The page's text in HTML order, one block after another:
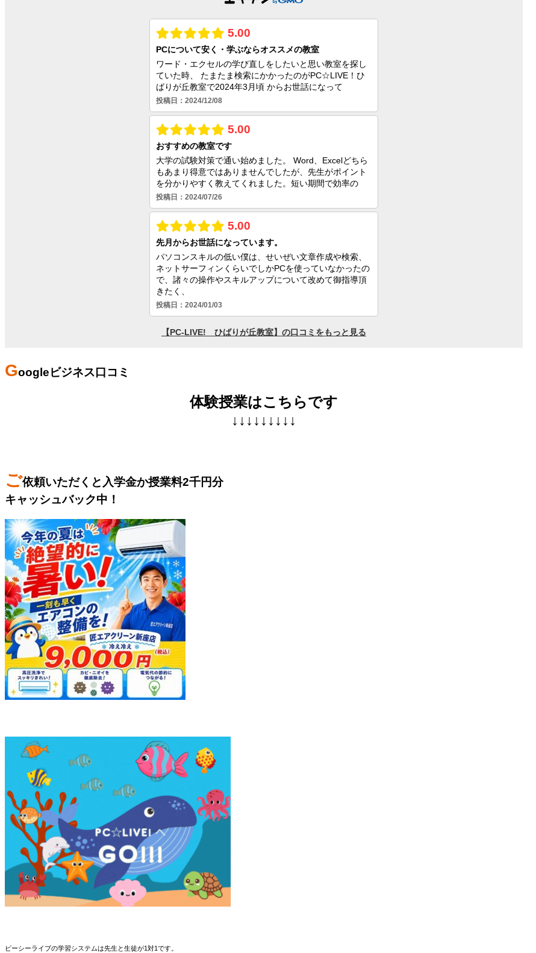
Googleビジネス口コミ
体験授業はこちらです
↓↓↓↓↓↓↓↓↓
ご依頼いただくと入学金か授業料2千円分
キャッシュバック中！
ピーシーライブの学習システムは先生と生徒が1対1です。